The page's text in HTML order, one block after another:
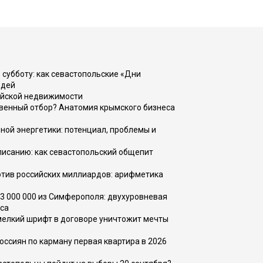
как севастопольские «Дни
недвижимости
отбор? Анатомия крымского бизнеса
энергетики: потенциал, проблемы и
как севастопольский общепит
российских миллиардов: арифметика
000 000 из Симферополя: двухуровневая
шрифт в договоре уничтожит мечты
по карману первая квартира в 2026